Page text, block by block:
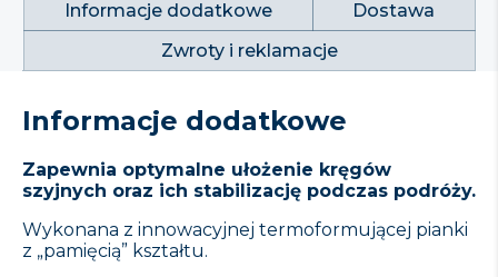
Informacje dodatkowe
Dostawa
Zwroty i reklamacje
Informacje dodatkowe
Zapewnia optymalne ułożenie kręgów
szyjnych oraz ich stabilizację podczas podróży.
Wykonana z innowacyjnej termoformującej pianki
z „pamięcią” kształtu.